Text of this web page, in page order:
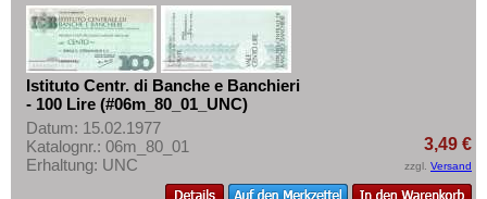
Norwegen
Österreich
Polen
Portugal
Rumänien
Russland
Erhaltungsgrade
Gratisbanknoten
FAQ
Mehr über...
Zahlungsbedingungen
Istituto Centr. di Banche e Banchieri
- 100 Lire (#06m_80_01_UNC)
Datum: 15.02.1977
Katalognr.: 06m_80_01
Erhaltung: UNC
3,49 €
zzgl. Versand